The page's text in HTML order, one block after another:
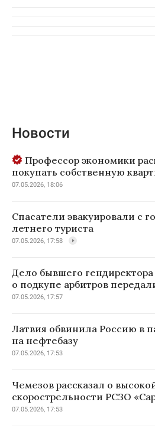
Новости
Профессор экономики
покупать собственную
07.05.2026, 18:06
Спасатели эвакуировали с
летнего туриста
07.05.2026, 17:58
Дело бывшего гендиректора
о подкупе арбитров
07.05.2026, 17:57
Латвия обвинила Россию в
на нефтебазу
07.05.2026, 17:53
Чемезов рассказал о
скорострельности РСЗО
07.05.2026, 17:53